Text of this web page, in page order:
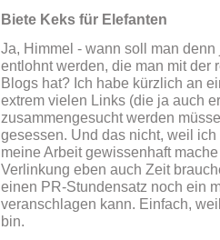
Biete Keks für Elefanten
Ja, Himmel - wann soll man
entlohnt werden, die man mit der
Blogs hat? Ich habe kürzlich an
extrem vielen Links (die ja auch
zusammengesucht werden
gesessen. Und das nicht, weil
meine Arbeit gewissenhaft
Verlinkung eben auch Zeit
einen PR-Stundensatz noch ein
veranschlagen kann. Einfach,
bin.